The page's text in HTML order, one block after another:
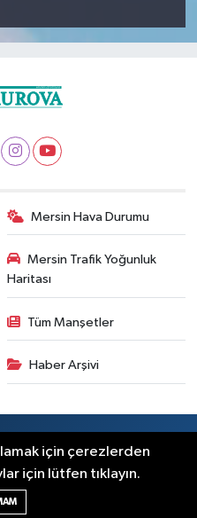
Mersin Hava Durumu
Mersin Trafik Yoğunluk
Haritası
Tüm Manşetler
Haber Arşivi
için çerezlerden
için lütfen tıklayın.